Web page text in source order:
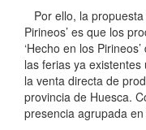
Por ello, la
Pirineos’ es que los
‘Hecho en los
las ferias ya
la venta directa de
provincia de Huesca.
presencia agrupada